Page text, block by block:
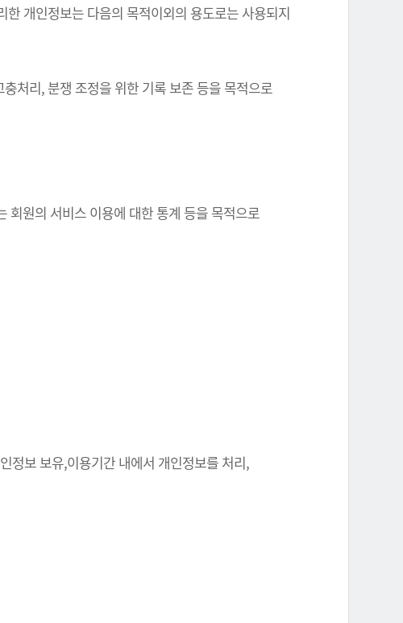
개인정보는 다음의 목적이외의 용도로는 사용되지
처리, 분쟁 조정을 위한 기록 보존 등을 목적으로
회원의 서비스 이용에 대한 통계 등을 목적으로
정보 보유,이용기간 내에서 개인정보를 처리,